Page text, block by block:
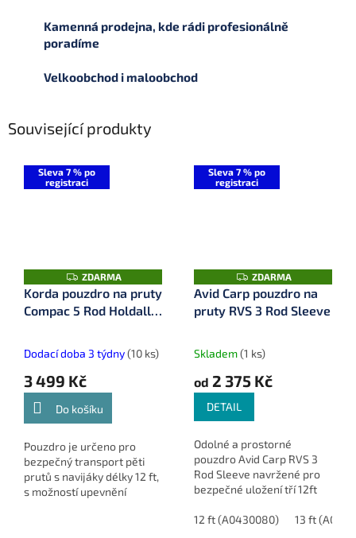
Kamenná prodejna, kde rádi profesionálně
poradíme
Velkoobchod i maloobchod
Související produkty
Sleva 7 % po
registraci
Z
D
A
R
ZDARMA
Korda pouzdro na pruty
Compac 5 Rod Holdall
Dodací doba 3 týdny(10 ks)
3 499 Kč
Do košíku
Pouzdro je určeno pro
bezpečný transport pěti
prutů s navijáky délky 12 ft,
s možností upevnění
Sleva 7 % po
registraci
Z
D
A
R
ZDARMA
Avid Carp pouzdro na
pruty RVS 3 Rod Sleeve
Skladem(1 ks)
od 2 375 Kč
DETAIL
Odolné a prostorné
pouzdro Avid Carp RVS 3
Rod Sleeve navržené pro
bezpečné uložení tří 12ft
velkých navijáků.
12 ft (A0430080) 13 ft